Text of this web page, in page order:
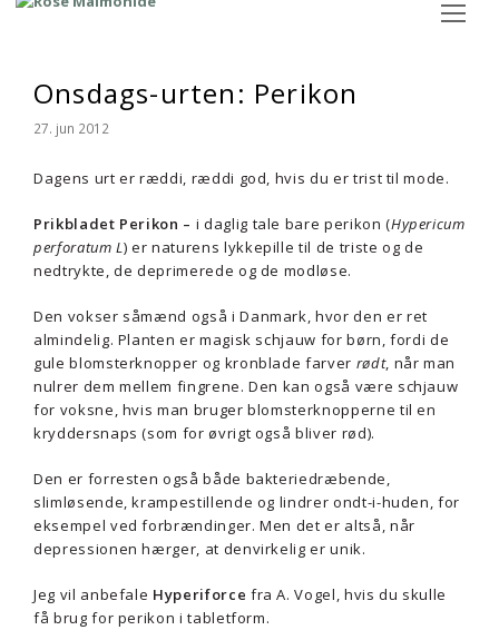
Onsdags-urten: Perikon
27. jun 2012
Dagens urt er ræddi, ræddi god, hvis du er trist til mode.
Prikbladet Perikon – i daglig tale bare perikon (Hypericum
perforatum L) er naturens lykkepille til de triste og de
nedtrykte, de deprimerede og de modløse.
Den vokser såmænd også i Danmark, hvor den er ret
almindelig. Planten er magisk schjauw for børn, fordi de
gule blomsterknopper og kronblade farver rødt, når man
nulrer dem mellem fingrene. Den kan også være schjauw
for voksne, hvis man bruger blomsterknopperne til en
kryddersnaps (som for øvrigt også bliver rød).
Den er forresten også både bakteriedræbende,
slimløsende, krampestillende og lindrer ondt-i-huden, for
eksempel ved forbrændinger. Men det er altså, når
depressionen hærger, at denvirkelig er unik.
Jeg vil anbefale Hyperiforce fra A. Vogel, hvis du skulle
få brug for perikon i tabletform.